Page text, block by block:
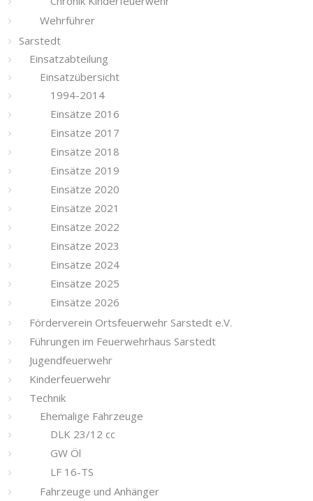
Wehrführer
Sarstedt
Einsatzabteilung
Einsatzübersicht
1994-2014
Einsätze 2016
Einsätze 2017
Einsätze 2018
Einsätze 2019
Einsätze 2020
Einsätze 2021
Einsätze 2022
Einsätze 2023
Einsätze 2024
Einsätze 2025
Einsätze 2026
Förderverein Ortsfeuerwehr Sarstedt e.V.
Führungen im Feuerwehrhaus Sarstedt
Jugendfeuerwehr
Kinderfeuerwehr
Technik
Ehemalige Fahrzeuge
DLK 23/12 cc
GW Öl
LF 16-TS
Fahrzeuge und Anhänger